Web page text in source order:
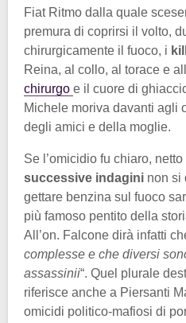
Fiat Ritmo dalla quale
premura di coprirsi il volto,
chirurgicamente il fuoco, i
Reina, al collo, al torace e
chirurgo e il cuore di
Michele moriva davanti agli
degli amici e della moglie.
Se l’omicidio fu chiaro,
successive indagini non si
gettare benzina sul fuoco
più famoso pentito della
All’on. Falcone dirà infatti
complesse e che diversi
assassinii“. Quel plurale
riferisce anche a Piersanti
omicidi politico-mafiosi di